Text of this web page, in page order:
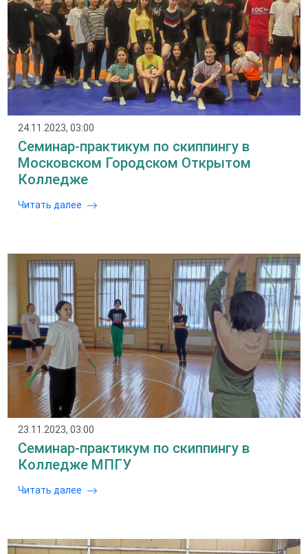
24.11.2023, 03:00
Семинар-практикум по скиппингу в
Московском Городском Открытом
Колледже
Читать далее
23.11.2023, 03:00
Семинар-практикум по скиппингу в
Колледже МПГУ
Читать далее